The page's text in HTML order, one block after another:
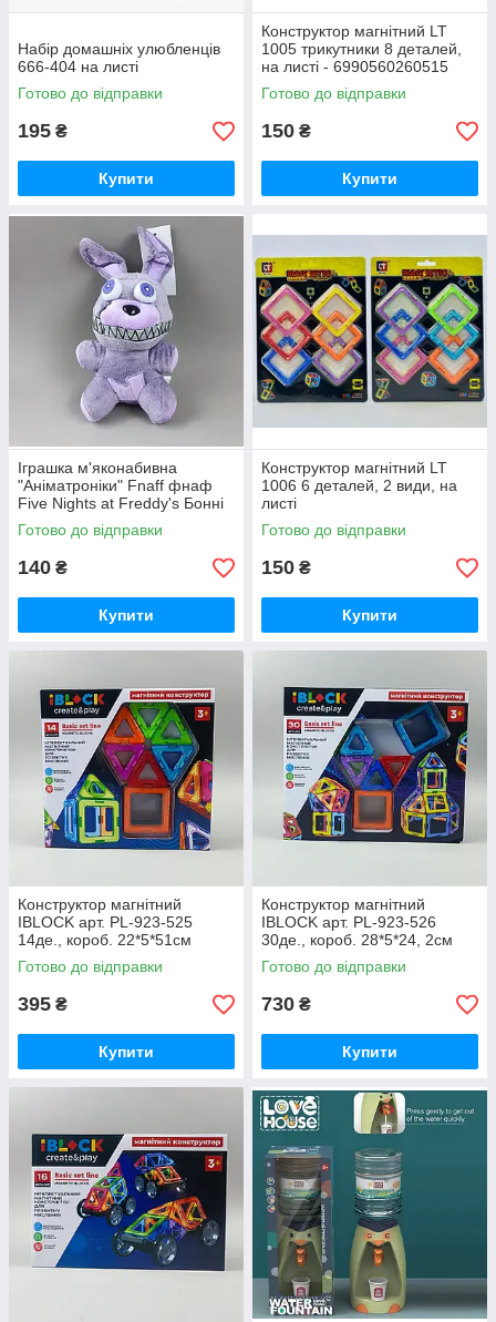
Набір домашніх улюбленців
666-404 на листі
Готово до відправки
195 ₴
Купити
Конструктор магнітний LT
1005 трикутники 8 деталей,
на листі - 6990560260515
Готово до відправки
150 ₴
Купити
Іграшка м'яконабивна
"Аніматроніки" Fnaff фнаф
Five Nights at Freddy's Бонні
C 47561 “Кошмарики”, 21 см,
Готово до відправки
140 ₴
Купити
Конструктор магнітний LT
1006 6 деталей, 2 види, на
листі
Готово до відправки
150 ₴
Купити
Конструктор магнітний
IBLOCK арт. PL-923-525
14де., короб. 22*5*51см
Готово до відправки
395 ₴
Купити
Конструктор магнітний
IBLOCK арт. PL-923-526
30де., короб. 28*5*24, 2см
Готово до відправки
730 ₴
Купити